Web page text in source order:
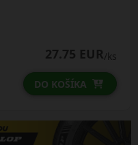
27.75 EUR/ks
DO KOŠÍKA